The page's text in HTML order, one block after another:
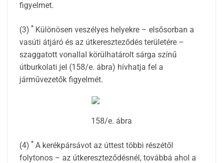
figyelmet.
(3) * Különösen veszélyes helyekre – elsősorban a
vasúti átjáró és az útkereszteződés területére –
szaggatott vonallal körülhatárolt sárga színű
útburkolati jel (158/e. ábra) hívhatja fel a
járművezetők figyelmét.
158/e. ábra
(4) * A kerékpársávot az úttest többi részétől
folytonos – az útkereszteződésnél, továbbá ahol a